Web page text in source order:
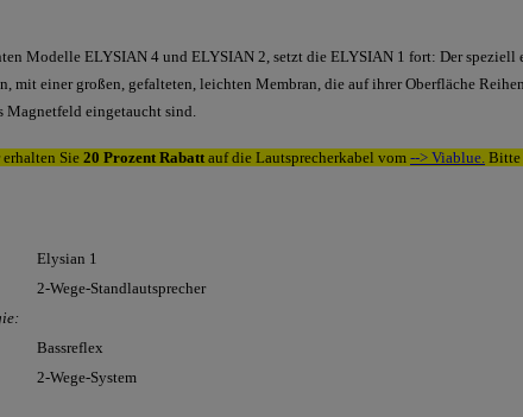
Modelle ELYSIAN 4 und ELYSIAN 2, setzt die ELYSIAN 1 fort: Der
mit einer großen, gefalteten, leichten Membran, die auf ihrer Oberfläche
Magnetfeld eingetaucht sind.
Sie 20 Prozent Rabatt auf die Lautsprecherkabel vom --> Viablue. Bitte
Elysian 1
2-Wege-Standlautsprecher
Bassreflex
2-Wege-System